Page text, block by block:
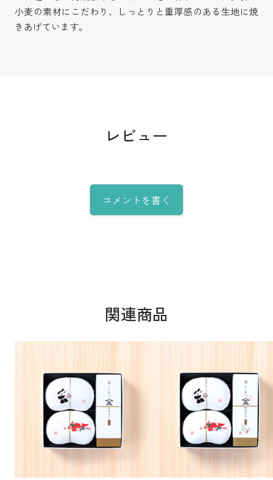
小麦の素材にこだわり、しっとりと重厚感のある生地に焼
きあげています。
レビュー
コメントを書く
関連商品